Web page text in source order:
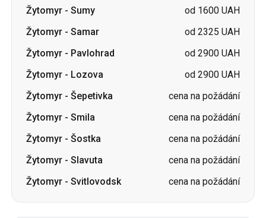
Žytomyr - Lozova
od 2900 UAH
Žytomyr - Šepetivka
cena na požádání
Žytomyr - Smila
cena na požádání
Žytomyr - Šostka
cena na požádání
Žytomyr - Slavuta
cena na požádání
Žytomyr - Svitlovodsk cena na požádání
Trasy do města Žytomyr
Dmytrivka-Žytomyr
od 2900 UAH